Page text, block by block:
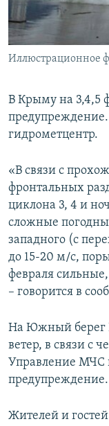
ПОБЕДИТЕЛЕЙ НЕ
ELIFBE
ПРИСОЕДИНЯЙТЕСЬ!
Все сайты RFE/
Иллюстрационное
В Крыму на 3,4,5
гидрометцентр.
«В связи с
фронтальных
циклона 3, 4 и
сложные
западного (с
до 15-20 м/с,
февраля
– говорится в
На Южный берег
ветер, в связи с
Управление МЧС
предупреждение.
Жителей и